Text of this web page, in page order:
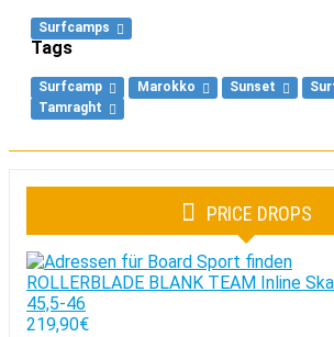
Surfcamps
Tags
Surfcamp Marokko Sunset
Tamraght
PRICE DROPS
ROLLERBLADE BLANK TEAM Inline
45,5-46
219,90€